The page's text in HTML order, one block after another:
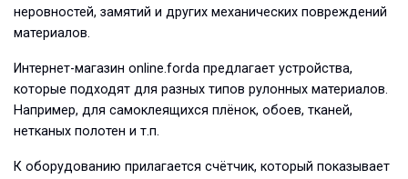
неровностей, замятий и других механических повреждений
материалов.
Интернет-магазин online.forda предлагает устройства,
которые подходят для разных типов рулонных материалов.
Например, для самоклеящихся плёнок, обоев, тканей,
нетканых полотен и т.п.
К оборудованию прилагается счётчик, который показывает